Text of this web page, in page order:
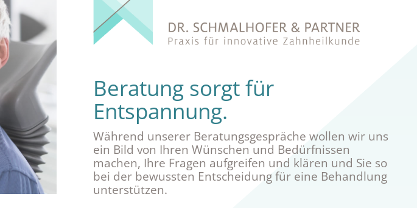
Beratung sorgt für
Entspannung.
Während unserer Beratungsgespräche wollen wir uns
ein Bild von Ihren Wünschen und Bedürfnissen
machen, Ihre Fragen aufgreifen und klären und Sie so
bei der bewussten Entscheidung für eine Behandlung
unterstützen.